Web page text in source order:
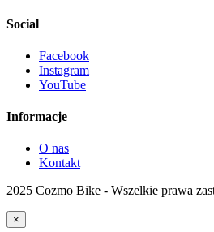
Social
Facebook
Instagram
YouTube
Informacje
O nas
Kontakt
2025 Cozmo Bike - Wszelkie prawa
×